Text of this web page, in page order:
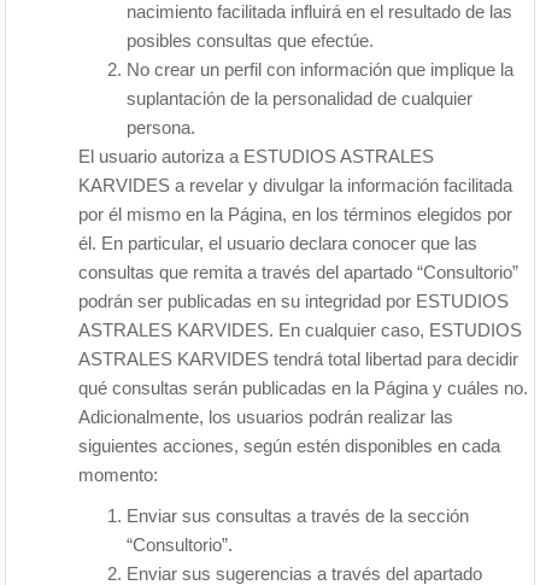
nacimiento facilitada influirá en el resultado de las
posibles consultas que efectúe.
No crear un perfil con información que implique la
suplantación de la personalidad de cualquier
persona.
El usuario autoriza a ESTUDIOS ASTRALES
KARVIDES a revelar y divulgar la información facilitada
por él mismo en la Página, en los términos elegidos por
él. En particular, el usuario declara conocer que las
consultas que remita a través del apartado “Consultorio”
podrán ser publicadas en su integridad por ESTUDIOS
ASTRALES KARVIDES. En cualquier caso, ESTUDIOS
ASTRALES KARVIDES tendrá total libertad para decidir
qué consultas serán publicadas en la Página y cuáles no.
Adicionalmente, los usuarios podrán realizar las
siguientes acciones, según estén disponibles en cada
momento:
Enviar sus consultas a través de la sección
“Consultorio”.
Enviar sus sugerencias a través del apartado